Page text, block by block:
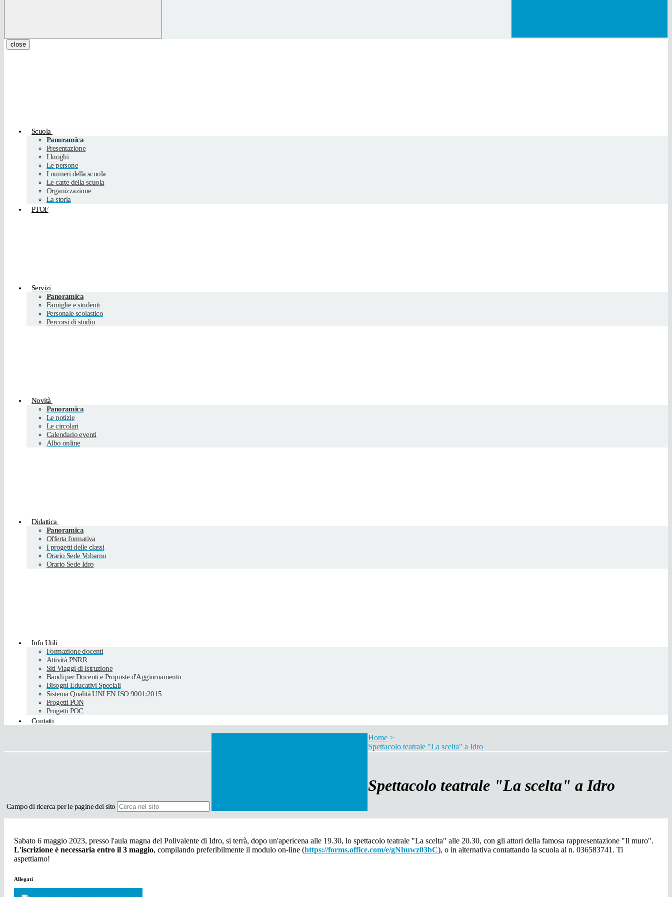
close
Scuola
Panoramica
Presentazione
I luoghi
Le persone
I numeri della scuola
Le carte della scuola
Organizzazione
La storia
PTOF
Servizi
Panoramica
Famiglie e studenti
Personale scolastico
Percorsi di studio
Novità
Panoramica
Le notizie
Le circolari
Calendario eventi
Albo online
Didattica
Panoramica
Offerta formativa
I progetti delle classi
Orario Sede Vobarno
Orario Sede Idro
Info Utili
Formazione docenti
Attività PNRR
Siti Viaggi di Istruzione
Bandi per Docenti e Proposte d'Aggiornamento
Bisogni Educativi Speciali
Sistema Qualità UNI EN ISO 9001:2015
Progetti PON
Progetti POC
Contatti
Campo di ricerca per le pagine del sito
Home >
Spettacolo teatrale "La scelta" a Idro
Spettacolo teatrale "La scelta" a Idro
Sabato 6 maggio 2023, presso l'aula magna del Polivalente di Idro, si terrà, dopo un'apericena alle 19.30, lo spettacolo teatrale "La scelta" alle 20.30, con gli attori della famosa rappresentazione "Il muro".
L'iscrizione è necessaria entro il 3 maggio, compilando preferibilmente il modulo on-line (https://forms.office.com/e/gNhuwz03bC), o in alternativa contattando la scuola al n. 036583741. Ti
aspettiamo!
Allegati